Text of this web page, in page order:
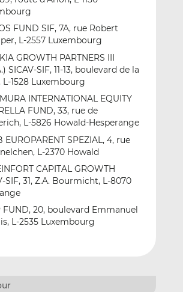
FUND SIF, 7A, rue Robert
L-2557 Luxembourg
GROWTH PARTNERS III
SICAV-SIF, 11-13, boulevard de la
L-1528 Luxembourg
INTERNATIONAL EQUITY
FUND, 33, rue de
L-5826 Howald-Hesperange
EUROPARENT SPEZIAL, 4, rue
L-2370 Howald
CAPITAL GROWTH
SIF, 31, Z.A. Bourmicht, L-8070
FUND, 20, boulevard Emmanuel
L-2535 Luxembourg